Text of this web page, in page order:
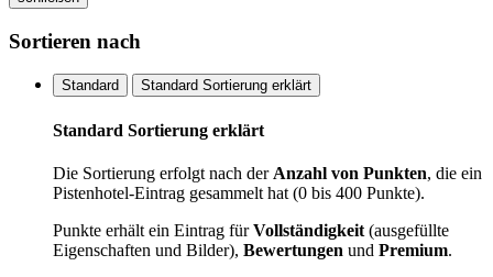
Sortieren nach
Standard Standard Sortierung erklärt
Standard Sortierung erklärt
Die Sortierung erfolgt nach der Anzahl von Punkten, die ein
Pistenhotel-Eintrag gesammelt hat (0 bis 400 Punkte).
Punkte erhält ein Eintrag fürVollständigkeit (ausgefüllte
Eigenschaften und Bilder), Bewertungen und Premium.